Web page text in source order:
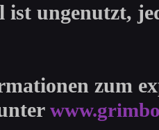
ungenutzt,
zum